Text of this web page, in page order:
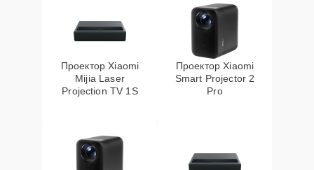
Проектор Xiaomi
Mijia Laser
Projection TV 1S
Проектор Xiaomi
Smart Projector 2
Pro